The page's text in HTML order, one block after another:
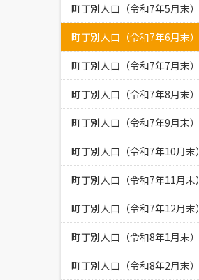
町丁別人口（令和7年5月末）
町丁別人口（令和7年6月末）
町丁別人口（令和7年7月末）
町丁別人口（令和7年8月末）
町丁別人口（令和7年9月末）
町丁別人口（令和7年10月末）
町丁別人口（令和7年11月末）
町丁別人口（令和7年12月末）
町丁別人口（令和8年1月末）
町丁別人口（令和8年2月末）